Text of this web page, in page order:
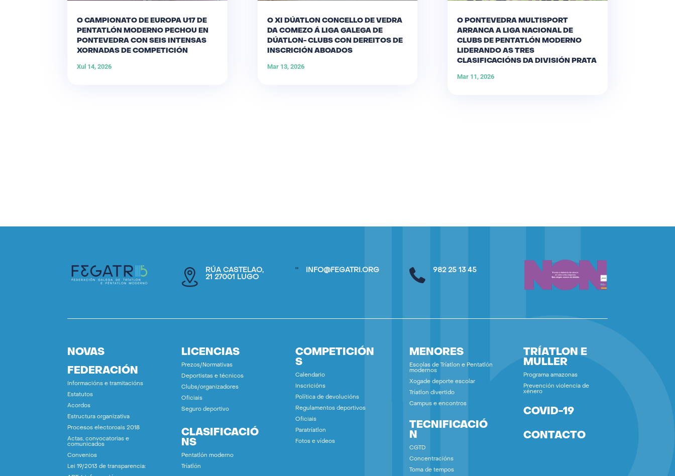
O CAMPIONATO DE EUROPA U17 DE
PENTATLÓN MODERNO PECHOU EN
PONTEVEDRA CON SEIS INTENSAS
XORNADAS DE COMPETICIÓN
Xul 14, 2026
O XI DÚATLON CONCELLO DE VEDRA
DA COMEZO Á LIGA GALEGA DE
DÚATLON- CLUBS CON DEREITOS DE
INSCRICIÓN ABOADOS
Mar 13, 2026
O PONTEVEDRA MULTISPORT
ARRANCA A LIGA NACIONAL DE
CLUBS DE PENTATLÓN MODERNO
LIDERANDO AS TRES
CLASIFICACIÓNS DA DIVISIÓN PRATA
Mar 11, 2026
RÚA CASTELAO,
21 27001 LUGO
INFO@FEGATRI.ORG 982 25 13 45
NOVAS
FEDERACIÓN
Informacións e tramitacións
Estatutos
Acordos
Estructura organizativa
Procesos electoroais 2018
Actas, convocatorias e
comunicados
Convenios
Lei 19/2013 de transparencia:
LICENCIAS
Prezos/Normativas
Deportistas e técnicos
Clubs/organizadores
Oficiais
Seguro deportivo
CLASIFICACIÓ
NS
Pentatlón moderno
Tríatlón
COMPETICIÓN
S
Calendario
Inscricións
Política de devolucións
Regulamentos deportivos
Oficiais
Paratríatlon
Fotos e vídeos
MENORES
Escolas de Tríatlon e Pentatlón
modernos
Xogade deporte escolar
Tríatlon divertido
Campus e encontros
TECNIFICACIÓ
N
CGTD
Concentracións
Toma de tempos
TRÍATLON E
MULLER
Programa amazonas
Prevención violencia de
xénero
COVID-19
CONTACTO